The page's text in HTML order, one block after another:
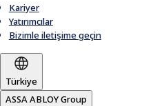
Kariyer
Yatırımcılar
Bizimle iletişime geçin
Türkiye
ASSA ABLOY Group